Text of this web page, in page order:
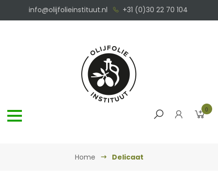
info@olijfolieinstituut.nl +31 (0)30 22 70 104
0
Home Delicaat